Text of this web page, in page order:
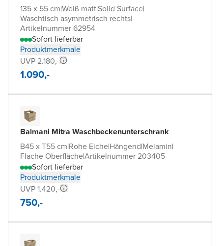
135 x 55 cm|Weiß matt|Solid Surface|
Waschtisch asymmetrisch rechts|
Artikelnummer 62954
Sofort lieferbar
Produktmerkmale
UVP 2.180,-
1.090,-
Balmani Mitra Waschbeckenunterschrank
B45 x T55 cm|Rohe Eiche|Hängend|Melamin|
Flache Oberfläche|Artikelnummer 203405
Sofort lieferbar
Produktmerkmale
UVP 1.420,-
750,-